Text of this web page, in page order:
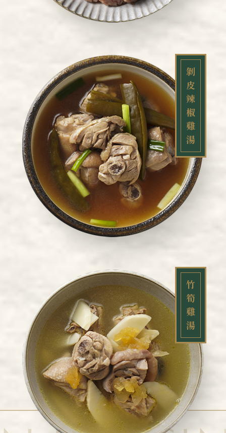
剝
皮
辣
椒
雞
湯
竹
筍
雞
湯